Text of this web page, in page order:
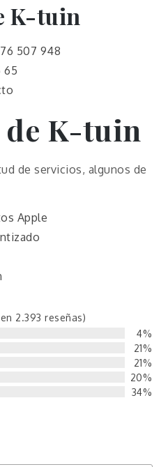
K-tuin
507 948
65
de K-tuin
de servicios, algunos de
Apple
2.393 reseñas)
4%
21%
21%
20%
34%